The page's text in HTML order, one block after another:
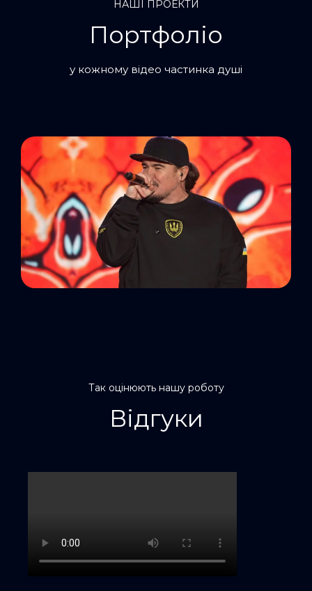
НАШІ ПРОЕКТИ
Портфоліо
у кожному відео частинка душі
Так оцінюють нашу роботу
Відгуки